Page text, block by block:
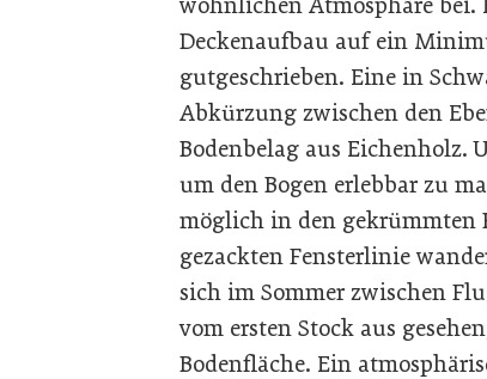
Deckenaufbau auf ein
gutgeschrieben. Eine in
Abkürzung zwischen den
Bodenbelag aus Eichenholz.
um den Bogen erlebbar zu
möglich in den gekrümmten
gezackten Fensterlinie
sich im Sommer zwischen
vom ersten Stock aus
Bodenfläche. Ein